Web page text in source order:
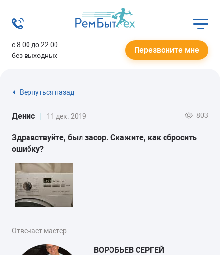
с 8:00 до 22:00
без выходных
Перезвоните мне
Вернуться назад
Денис 11 дек. 2019 803
Здравствуйте, был засор. Скажите, как сбросить
ошибку?
Отвечает мастер:
ВОРОБЬЕВ СЕРГЕЙ